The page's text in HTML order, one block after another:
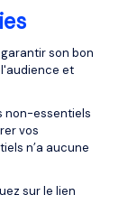
son bon
et
non-essentiels
vos
n’a aucune
sur le lien
avantages.
une
d’utilité et
Les études
de métier